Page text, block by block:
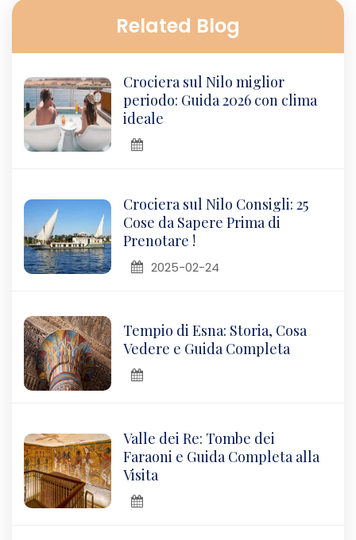
Related Blog
Crociera sul Nilo miglior
periodo: Guida 2026 con clima
ideale
Crociera sul Nilo Consigli: 25
Cose da Sapere Prima di
Prenotare !
2025-02-24
Tempio di Esna: Storia, Cosa
Vedere e Guida Completa
Valle dei Re: Tombe dei
Faraoni e Guida Completa alla
Visita